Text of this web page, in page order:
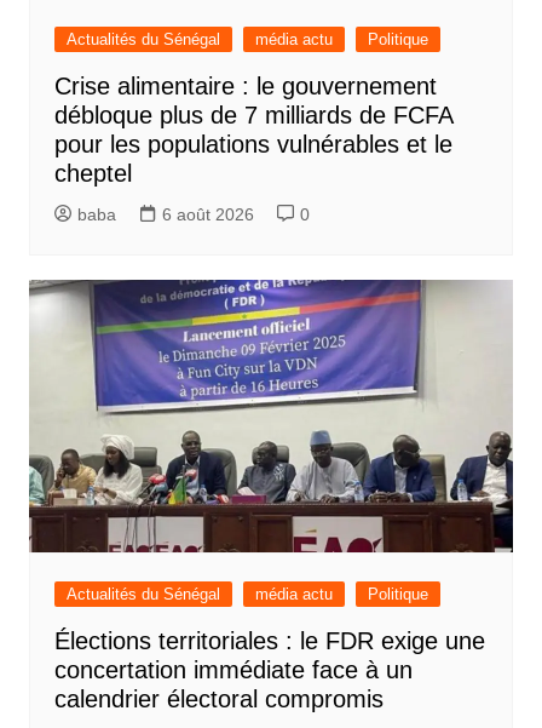
Actualités du Sénégal média actu Politique
Crise alimentaire : le gouvernement
débloque plus de 7 milliards de FCFA
pour les populations vulnérables et le
cheptel
baba 6 août 2026 0
Actualités du Sénégal média actu Politique
Élections territoriales : le FDR exige une
concertation immédiate face à un
calendrier électoral compromis